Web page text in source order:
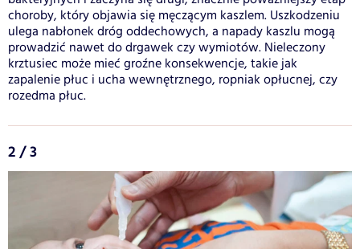
choroby, który objawia się męczącym kaszlem. Uszkodzeniu
ulega nabłonek dróg oddechowych, a napady kaszlu mogą
prowadzić nawet do drgawek czy wymiotów. Nieleczony
krztusiec może mieć groźne konsekwencje, takie jak
zapalenie płuc i ucha wewnętrznego, ropniak opłucnej, czy
rozedma płuc.
2 / 3